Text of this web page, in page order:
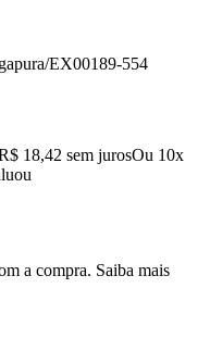
EX00189-554
18,42 sem jurosOu 10x
ou
a compra. Saiba mais